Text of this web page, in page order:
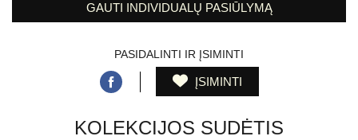
GAUTI INDIVIDUALŲ PASIŪLYMĄ
PASIDALINTI IR ĮSIMINTI
ĮSIMINTI
KOLEKCIJOS SUDĖTIS